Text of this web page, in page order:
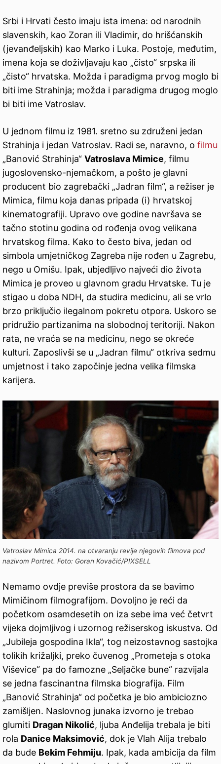
Srbi i Hrvati često imaju ista imena: od narodnih
slavenskih, kao Zoran ili Vladimir, do hrišćanskih
(jevanđeljskih) kao Marko i Luka. Postoje, međutim,
imena koja se doživljavaju kao „čisto“ srpska ili
„čisto“ hrvatska. Možda i paradigma prvog moglo bi
biti ime Strahinja; možda i paradigma drugog moglo
bi biti ime Vatroslav.
U jednom filmu iz 1981. sretno su združeni jedan
Strahinja i jedan Vatroslav. Radi se, naravno, o filmu
„Banović Strahinja“ Vatroslava Mimice, filmu
jugoslovensko-njemačkom, a pošto je glavni
producent bio zagrebački „Jadran film“, a režiser je
Mimica, filmu koja danas pripada (i) hrvatskoj
kinematografiji. Upravo ove godine navršava se
tačno stotinu godina od rođenja ovog velikana
hrvatskog filma. Kako to često biva, jedan od
simbola umjetničkog Zagreba nije rođen u Zagrebu,
nego u Omišu. Ipak, ubjedljivo najveći dio života
Mimica je proveo u glavnom gradu Hrvatske. Tu je
stigao u doba NDH, da studira medicinu, ali se vrlo
brzo priključio ilegalnom pokretu otpora. Uskoro se
pridružio partizanima na slobodnoj teritoriji. Nakon
rata, ne vraća se na medicinu, nego se okreće
kulturi. Zaposlivši se u „Jadran filmu“ otkriva sedmu
umjetnost i tako započinje jedna velika filmska
karijera.
Vatroslav Mimica 2014. na otvaranju revije njegovih filmova pod
nazivom Portret. Foto: Goran Kovačić/PIXSELL
Nemamo ovdje previše prostora da se bavimo
Mimičinom filmografijom. Dovoljno je reći da
početkom osamdesetih on iza sebe ima već četvrt
vijeka dojmljivog i uzornog režiserskog iskustva. Od
„Jubileja gospodina Ikla“, tog neizostavnog sastojka
tolikih križaljki, preko čuvenog „Prometeja s otoka
Viševice“ pa do famozne „Seljačke bune“ razvijala
se jedna fascinantna filmska biografija. Film
„Banović Strahinja“ od početka je bio ambiciozno
zamišljen. Naslovnog junaka izvorno je trebao
glumiti Dragan Nikolić, ljuba Anđelija trebala je biti
rola Danice Maksimović, dok je Vlah Alija trebalo
da bude Bekim Fehmiju. Ipak, kada ambicija da film